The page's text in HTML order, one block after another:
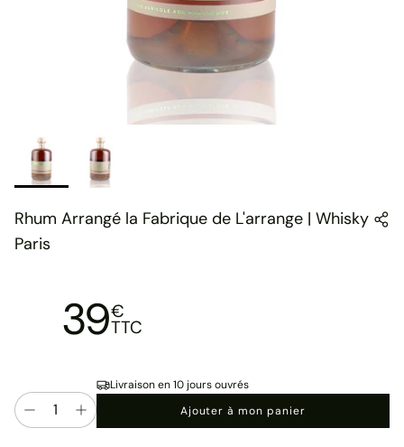
Rhum Arrangé la Fabrique de L'arrange | Whisky
Paris
39€
TTC
Quantité
Livraison en 10 jours ouvrés
Ajouter à mon panier